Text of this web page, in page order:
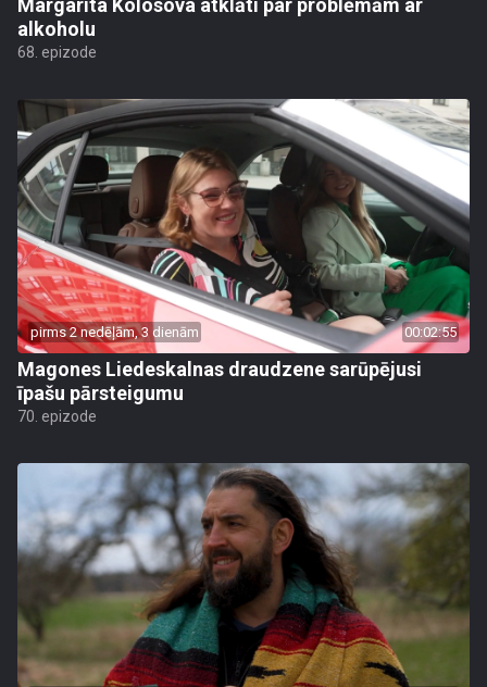
Margarita Kolosova atklāti par problēmām ar
alkoholu
68. epizode
pirms 2 nedēļām, 3 dienām 00:02:55
Magones Liedeskalnas draudzene sarūpējusi
īpašu pārsteigumu
70. epizode